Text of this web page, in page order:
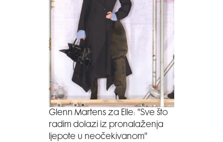
Glenn Martens za Elle: ''Sve što
radim dolazi iz pronalaženja
ljepote u neočekivanom''